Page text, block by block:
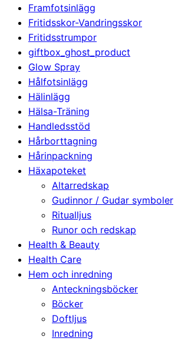
Framfotsinlägg
Fritidsskor-Vandringsskor
Fritidsstrumpor
giftbox_ghost_product
Glow Spray
Hålfotsinlägg
Hälinlägg
Hälsa-Träning
Handledsstöd
Hårborttagning
Hårinpackning
Häxapoteket
Altarredskap
Gudinnor / Gudar symboler
Ritualljus
Runor och redskap
Health & Beauty
Health Care
Hem och inredning
Anteckningsböcker
Böcker
Doftljus
Inredning